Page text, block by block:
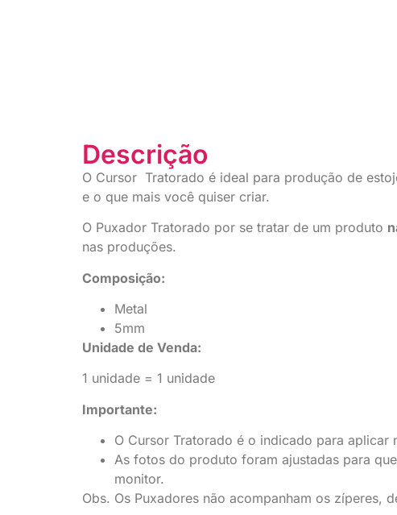
Descrição
O Cursor Tratorado é ideal para produção de
e o que mais você quiser criar.
O Puxador Tratorado por se tratar de um produto
nas produções.
Composição:
Metal
5mm
Unidade de Venda:
1 unidade = 1 unidade
Importante:
O Cursor Tratorado é o indicado para aplicar
As fotos do produto foram ajustadas para
monitor.
Obs. Os Puxadores não acompanham os zíperes,